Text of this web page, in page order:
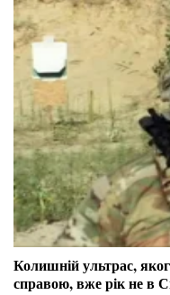
Колишній ультрас,
справою, вже рік не в